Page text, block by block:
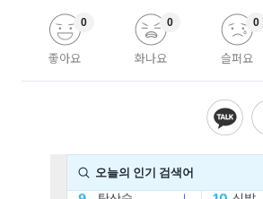
좋아요
0
화나요
0
슬퍼요
0